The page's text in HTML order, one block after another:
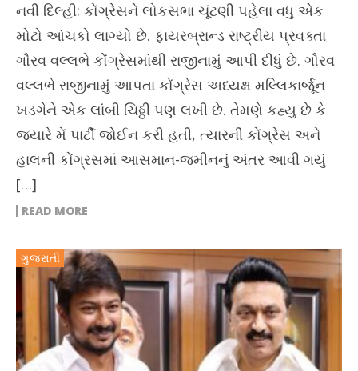
નવી દિલ્હી: કોંગ્રેસને લોકસભા ચૂંટણી પહેલા વધુ એક
મોટો આંચકો લાગ્યો છે. ફાયરબ્રાન્ડ રાષ્ટ્રીય પ્રવક્તા
ગૌરવ વલ્લભે કોંગ્રેસમાંથી રાજીનામું આપી દીધું છે. ગૌરવ
વલ્લભે રાજીનામું આપતા કોંગ્રેસ અધ્યક્ષ મલ્લિકાર્જૂન
ખડગેને એક લાંબી ચિઠ્ઠી પણ લખી છે. તેમણે કહ્યુ છે કે
જ્યારે મેં પાર્ટી જોઈન કરી હતી, ત્યારની કોંગ્રેસ અને
હાલની કોંગ્રસમાં આસમાન-જમીનનું અંતર આવી ગયું
[…]
READ MORE
ગુજરાતી